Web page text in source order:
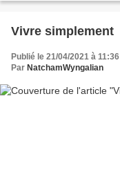
Vivre simplement
Publié le 21/04/2021 à 11:36
Par NatchamWyngalian